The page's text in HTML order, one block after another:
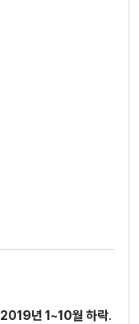
2019년 1~10월 하락.